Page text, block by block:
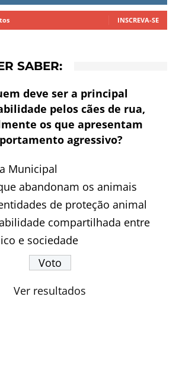
INSCREVA-SE
SABER:
deve ser a principal
pelos cães de rua,
os que apresentam
agressivo?
Municipal
abandonam os animais
de proteção animal
compartilhada entre
e sociedade
Ver resultados